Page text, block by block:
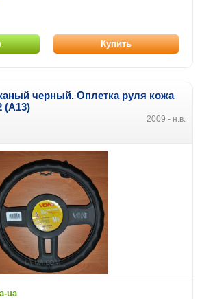
Купить
черный. Оплетка руля кожа
(A13)
2009 - н.в.
ua